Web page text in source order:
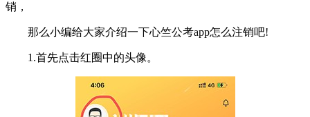
销，
那么小编给大家介绍一下心竺公考app怎么注销吧!
1.首先点击红圈中的头像。